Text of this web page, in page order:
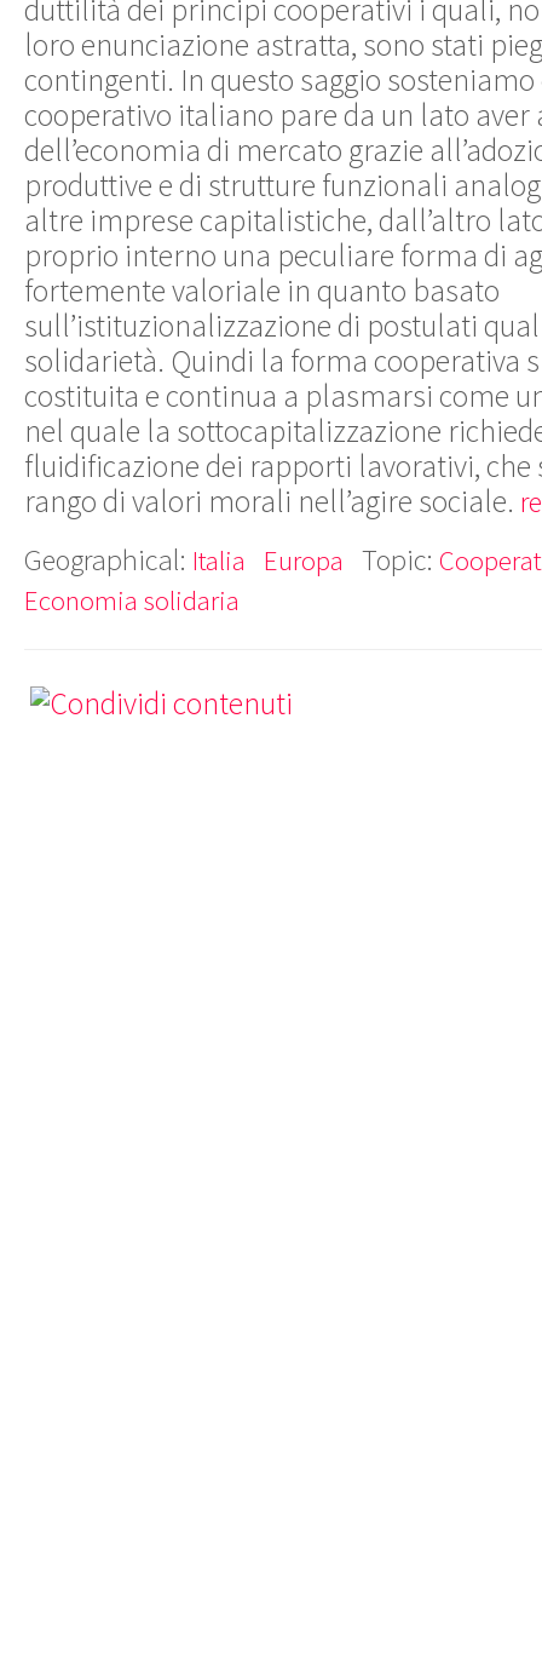
duttilità dei principi cooperativi i quali,
loro enunciazione astratta, sono stati
contingenti. In questo saggio
cooperativo italiano pare da un lato
dell’economia di mercato grazie
produttive e di strutture funzionali
altre imprese capitalistiche, dall’altro
proprio interno una peculiare forma di
fortemente valoriale in quanto basato
sull’istituzionalizzazione di postulati
solidarietà. Quindi la forma cooperativa
costituita e continua a plasmarsi come
nel quale la sottocapitalizzazione
fluidificazione dei rapporti lavorativi, che
rango di valori morali nell’agire sociale.
Geographical: Italia Europa Topic:
Economia solidaria